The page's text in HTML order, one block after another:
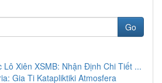
Go
Lô Xiên XSMB: Nhận Định Chi Tiết ...
Gia Ti Katapliktiki Atmosfera